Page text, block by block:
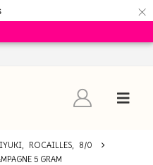
×
, ROCAILLES,
8/0
5 GRAM